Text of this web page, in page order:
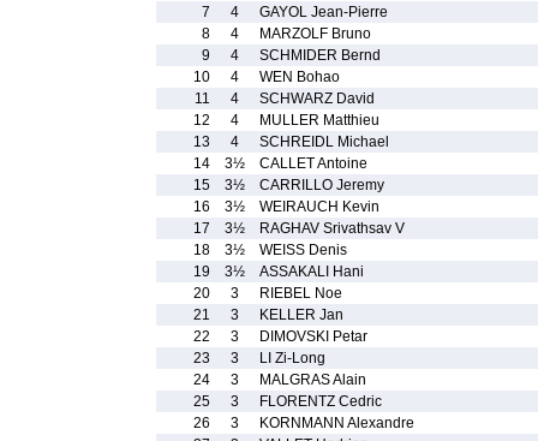
7
4
GAYOL Jean-Pierre
8
4
MARZOLF Bruno
9
4
SCHMIDER Bernd
10
4
WEN Bohao
11
4
SCHWARZ David
12
4
MULLER Matthieu
13
4
SCHREIDL Michael
14
3½
CALLET Antoine
15
3½
CARRILLO Jeremy
16
3½
WEIRAUCH Kevin
17
3½
RAGHAV Srivathsav V
18
3½
WEISS Denis
19
3½
ASSAKALI Hani
20
3
RIEBEL Noe
21
3
KELLER Jan
22
3
DIMOVSKI Petar
23
3
LI Zi-Long
24
3
MALGRAS Alain
25
3
FLORENTZ Cedric
26
3
KORNMANN Alexandre